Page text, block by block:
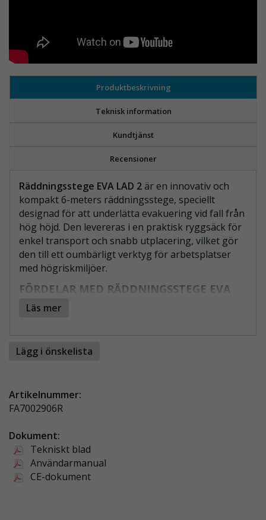
Produktbeskrivning
Teknisk information
Kundtjänst
Recensioner
Räddningsstege EVA LAD 2 är en innovativ och
kompakt 6-meters räddningsstege, speciellt
designad för att underlätta evakuering vid fall från
hög höjd. Den levereras i en praktisk ryggsäck för
enkel transport och snabb utplacering, vilket gör
den till ett oumbärligt verktyg för arbetsplatser
med högriskmiljöer.
FÖRDELAR MED RÄDDNINGSSTEGE EVA
LAD 2:
Stabil konstruktion:
orange steg markerar botten för enklare
orientering.
kompakt ryggsäck för smidig transport.
Enkel installation:
utplacera vid nödsituationer.
Läs mer
Lägg i önskelista
Artikelnummer:
FA7002906R
Dokument:
Tekniskt blad
Användarmanual
CE-dokument